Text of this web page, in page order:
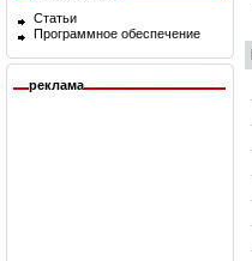
Статьи
Программное обеспечение
реклама